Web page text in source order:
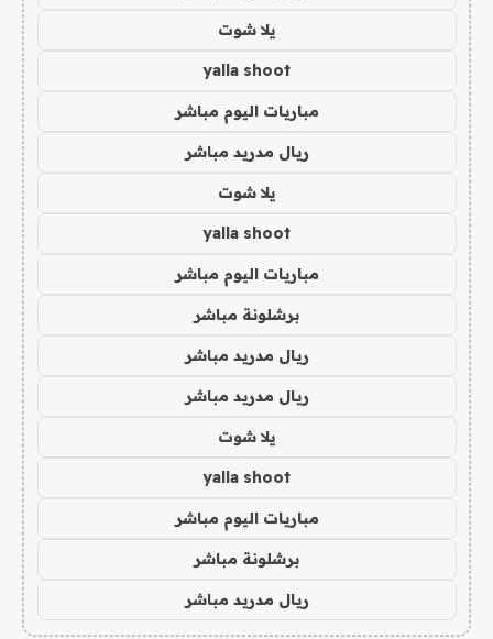
يلا شوت
yalla shoot
مباريات اليوم مباشر
ريال مدريد مباشر
يلا شوت
yalla shoot
مباريات اليوم مباشر
برشلونة مباشر
ريال مدريد مباشر
ريال مدريد مباشر
يلا شوت
yalla shoot
مباريات اليوم مباشر
برشلونة مباشر
ريال مدريد مباشر